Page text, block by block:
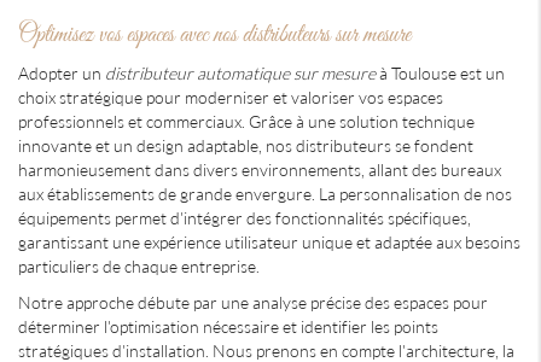
Optimisez vos espaces avec nos distributeurs sur mesure
Adopter un distributeur automatique sur mesureà Toulouse est un
choix stratégique pour moderniser et valoriser vos espaces
professionnels et commerciaux. Grâce à une solution technique
innovante et un design adaptable, nos distributeurs se fondent
harmonieusement dans divers environnements, allant des bureaux
aux établissements de grande envergure. La personnalisation de nos
équipements permet d'intégrer des fonctionnalités spécifiques,
garantissant une expérience utilisateur unique et adaptée aux besoins
particuliers de chaque entreprise.
Notre approche débute par une analyse précise des espaces pour
déterminer l'optimisation nécessaire et identifier les points
stratégiques d'installation. Nous prenons en compte l'architecture, la